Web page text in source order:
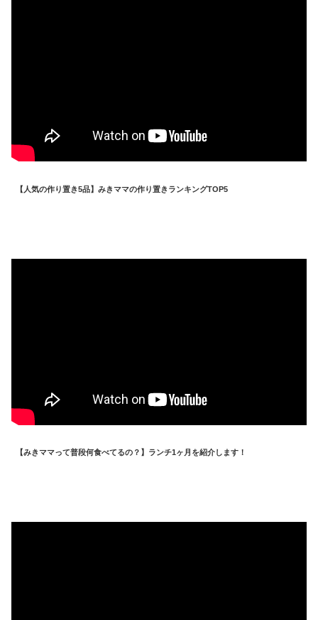
【人気の作り置き5品】みきママの作り置きランキングTOP5
【みきママって普段何食べてるの？】ランチ1ヶ月を紹介します！